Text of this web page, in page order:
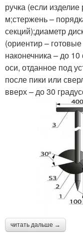
ручка (если
м;стержень –
секций);диаметр
(ориентир –
наконечника – до
оси, отданное под
после пики или
вверх – до 30
читать дальше →